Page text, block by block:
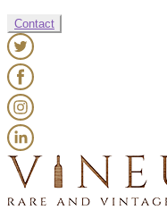
Contact